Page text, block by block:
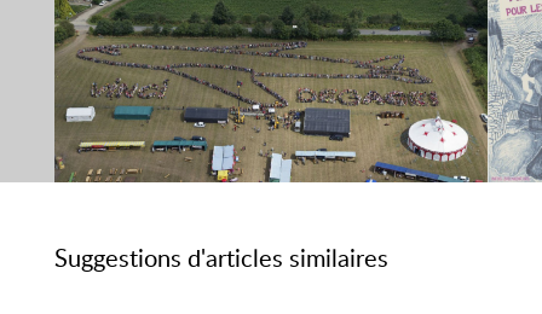
Suggestions d'articles similaires